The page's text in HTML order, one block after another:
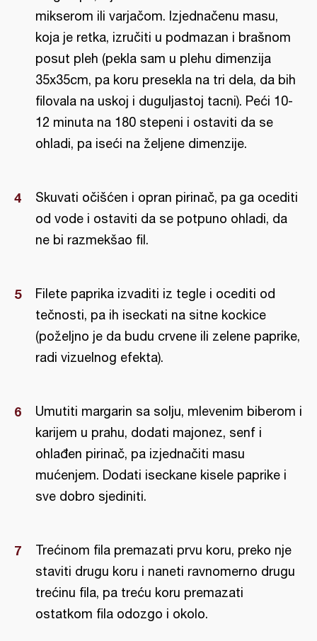
mikserom ili varjačom. Izjednačenu masu,
koja je retka, izručiti u podmazan i brašnom
posut pleh (pekla sam u plehu dimenzija
35x35cm, pa koru presekla na tri dela, da bih
filovala na uskoj i duguljastoj tacni). Peći 10-
12 minuta na 180 stepeni i ostaviti da se
ohladi, pa iseći na željene dimenzije.
Skuvati očišćen i opran pirinač, pa ga ocediti
od vode i ostaviti da se potpuno ohladi, da
ne bi razmekšao fil.
Filete paprika izvaditi iz tegle i ocediti od
tečnosti, pa ih iseckati na sitne kockice
(poželjno je da budu crvene ili zelene paprike,
radi vizuelnog efekta).
Umutiti margarin sa solju, mlevenim biberom i
karijem u prahu, dodati majonez, senf i
ohlađen pirinač, pa izjednačiti masu
mućenjem. Dodati iseckane kisele paprike i
sve dobro sjediniti.
Trećinom fila premazati prvu koru, preko nje
staviti drugu koru i naneti ravnomerno drugu
trećinu fila, pa treću koru premazati
ostatkom fila odozgo i okolo.